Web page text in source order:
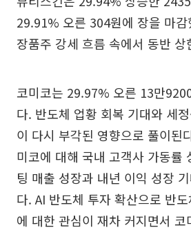
29.91% 오른 304원에 장을 마
장품주 강세 흐름 속에서 동반 상
코미코는 29.97% 오른 13만
다. 반도체 업황 회복 기대와 세
이 다시 부각된 영향으로 풀이된
미코에 대해 국내 고객사 가동률
팅 매출 성장과 내년 이익 성장
다. AI 반도체 투자 확산으로 반도
에 대한 관심이 재차 커지면서